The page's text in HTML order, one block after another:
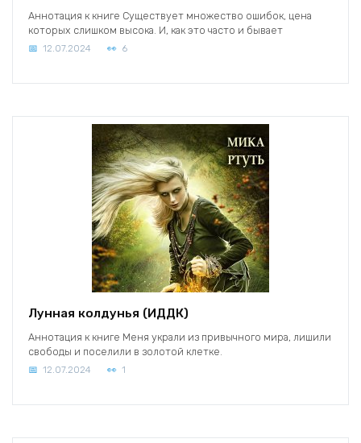
Аннотация к книге Существует множество ошибок, цена
которых слишком высока. И, как это часто и бывает
12.07.2024 6
Лунная колдунья (ИДДК)
Аннотация к книге Меня украли из привычного мира, лишили
свободы и поселили в золотой клетке.
12.07.2024 1